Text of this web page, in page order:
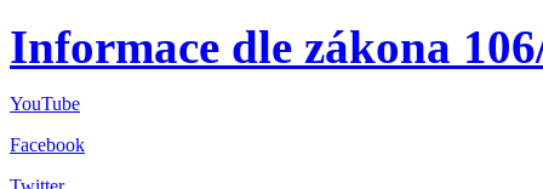
Informace dle zákona
YouTube
Facebook